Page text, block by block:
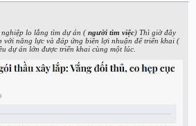
nghiệp lo lắng tìm dự án ( người tìm việc) Thì giờ đây
với năng lực và đáp ứng biên lợi nhuận để triển khai (
dự án lớn được triển khai cùng một lúc.